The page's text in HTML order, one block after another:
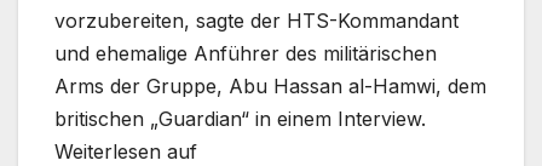
vorzubereiten, sagte der HTS-Kommandant
und ehemalige Anführer des militärischen
Arms der Gruppe, Abu Hassan al-Hamwi, dem
britischen „Guardian“ in einem Interview.
Weiterlesen auf